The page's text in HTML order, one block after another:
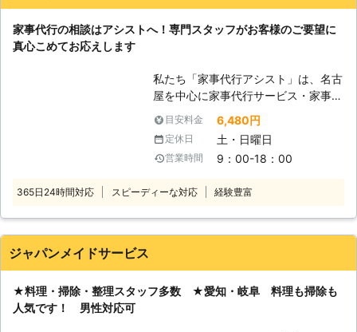
家事代行の相談はアシストへ！専門スタッフがお客様のご要望に
真心こめてお応えします
私たち「家事代行アシスト」は、名古
屋を中心に家事代行サービス・家事支
援を承っております。 お客様の「生
活」「時間」「心」にゆとりをもって
いただきたい……そんな気持ちから幸
福と笑顔を提供できるよう、常にお客
ス・家事支援を提供いたします。 そ
お客様のプライベートをお守りするう
目安料金 6,480円
定休日 土・日曜日
営業時間 9：00-18：00
365日24時間対応 スピーディーな対応 経験豊富
ジャパンメイドサービス
★料理・掃除・整理スタッフ多数 ★愛知・岐阜 料理も掃除も
人気です！ 男性対応可